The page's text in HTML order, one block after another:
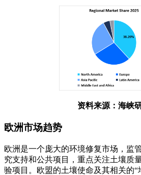
资料来源：海峡
欧洲市场趋势
欧洲是一个庞大的环境修复市场，监
究支持和公共项目，重点关注土壤质
验项目。欧盟的土壤使命及其相关的